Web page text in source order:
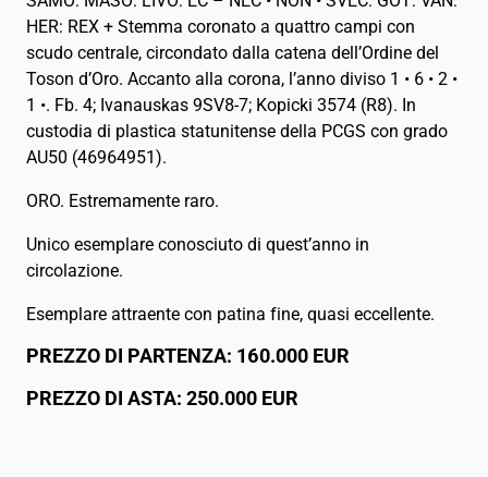
HER: REX + Stemma coronato a quattro campi con
scudo centrale, circondato dalla catena dell’Ordine del
Toson d’Oro. Accanto alla corona, l’anno diviso 1 • 6 • 2 •
1 •. Fb. 4; Ivanauskas 9SV8-7; Kopicki 3574 (R8). In
custodia di plastica statunitense della PCGS con grado
AU50 (46964951).
ORO. Estremamente raro.
Unico esemplare conosciuto di quest’anno in
circolazione.
Esemplare attraente con patina fine, quasi eccellente.
PREZZO DI PARTENZA: 160.000 EUR
PREZZO DI ASTA: 250.000 EUR